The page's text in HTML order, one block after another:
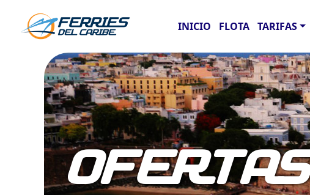
INICIO FLOTA TARIFAS
OFERTAS